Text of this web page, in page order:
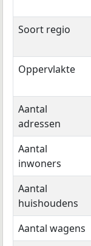
Soort regio
Oppervlakte
Aantal
adressen
Aantal
inwoners
Aantal
huishoudens
Aantal wagens